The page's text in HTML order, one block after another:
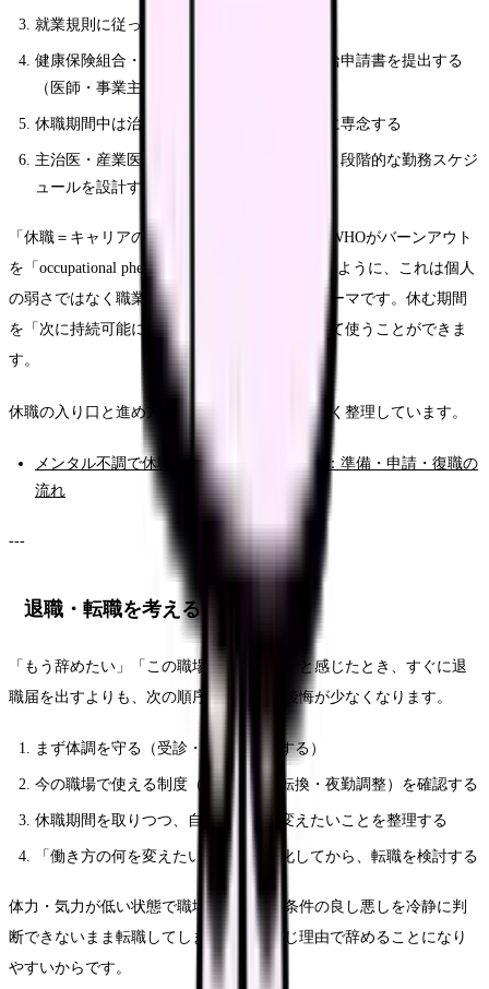
就業規則に従って休職届を提出する
健康保険組合・協会けんぽに傷病手当金支給申請書を提出する
（医師・事業主の記入欄あり）
休職期間中は治療と生活リズムの立て直しに専念する
主治医・産業医と相談しながら、復職時期と段階的な勤務スケジ
ュールを設計する
「休職＝キャリアの終わり」ではありません。WHOがバーンアウト
を「occupational phenomenon」と位置づけているように、これは個人
の弱さではなく職業上の現象として扱われるテーマです。休む期間
を「次に持続可能に働くための準備期間」として使うことができま
す。
休職の入り口と進め方は、こちらの記事に詳しく整理しています。
メンタル不調で休職を考える看護師さんへ：準備・申請・復職の
流れ
---
退職・転職を考えるときの順序
「もう辞めたい」「この職場では無理だ」と感じたとき、すぐに退
職届を出すよりも、次の順序で考えると後悔が少なくなります。
まず体調を守る（受診・休む・記録する）
今の職場で使える制度（休職・配置転換・夜勤調整）を確認する
休職期間を取りつつ、自分が本当に変えたいことを整理する
「働き方の何を変えたいか」を言語化してから、転職を検討する
体力・気力が低い状態で職場を選ぶと、条件の良し悪しを冷静に判
断できないまま転職してしまい、また同じ理由で辞めることになり
やすいからです。